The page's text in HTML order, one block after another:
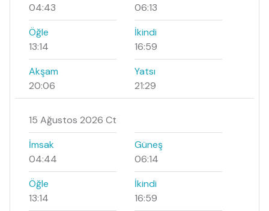
04:43
06:13
Öğle
13:14
İkindi
16:59
Akşam
20:06
Yatsı
21:29
15 Ağustos 2026 Ct
İmsak
04:44
Güneş
06:14
Öğle
13:14
İkindi
16:59